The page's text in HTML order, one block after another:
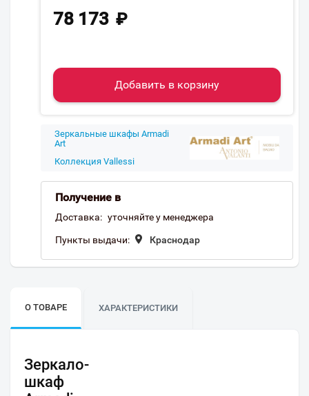
78 173 ₽
Добавить в корзину
Зеркальные шкафы Armadi
Art
Коллекция Vallessi
Получение в
Доставка: уточняйте у менеджера
Пункты выдачи: Краснодар
О ТОВАРЕ ХАРАКТЕРИСТИКИ
Зеркало-
шкаф